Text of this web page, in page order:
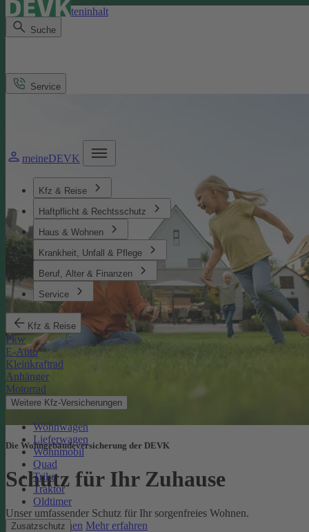
Direkt zum Seiteninhalt
Suche
meineDEVK
Kfz & Reise
Haftpflicht & Rechtsschutz
Haus & Wohnen
Krankheit, Unfall & Pflege
Beruf, Alter & Finanzen
Service
Kfz & Reise
Pkw
E-Auto
Kleinkraftrad
Anhänger
Motorrad
Weitere Kfz-Versicherungen
Wohnwagen
Lieferwagen
Wohnmobil
Quad
Trike
Traktor
Oldtimer
Zusatzschutz
Service
Die Wohngebäudeversicherung der DEVK
Schutz für Ihr Zuhause
Unser umfassender Schutz für Ihr sorgenfreies Wohnen.
Online berechnen Mehr erfahren